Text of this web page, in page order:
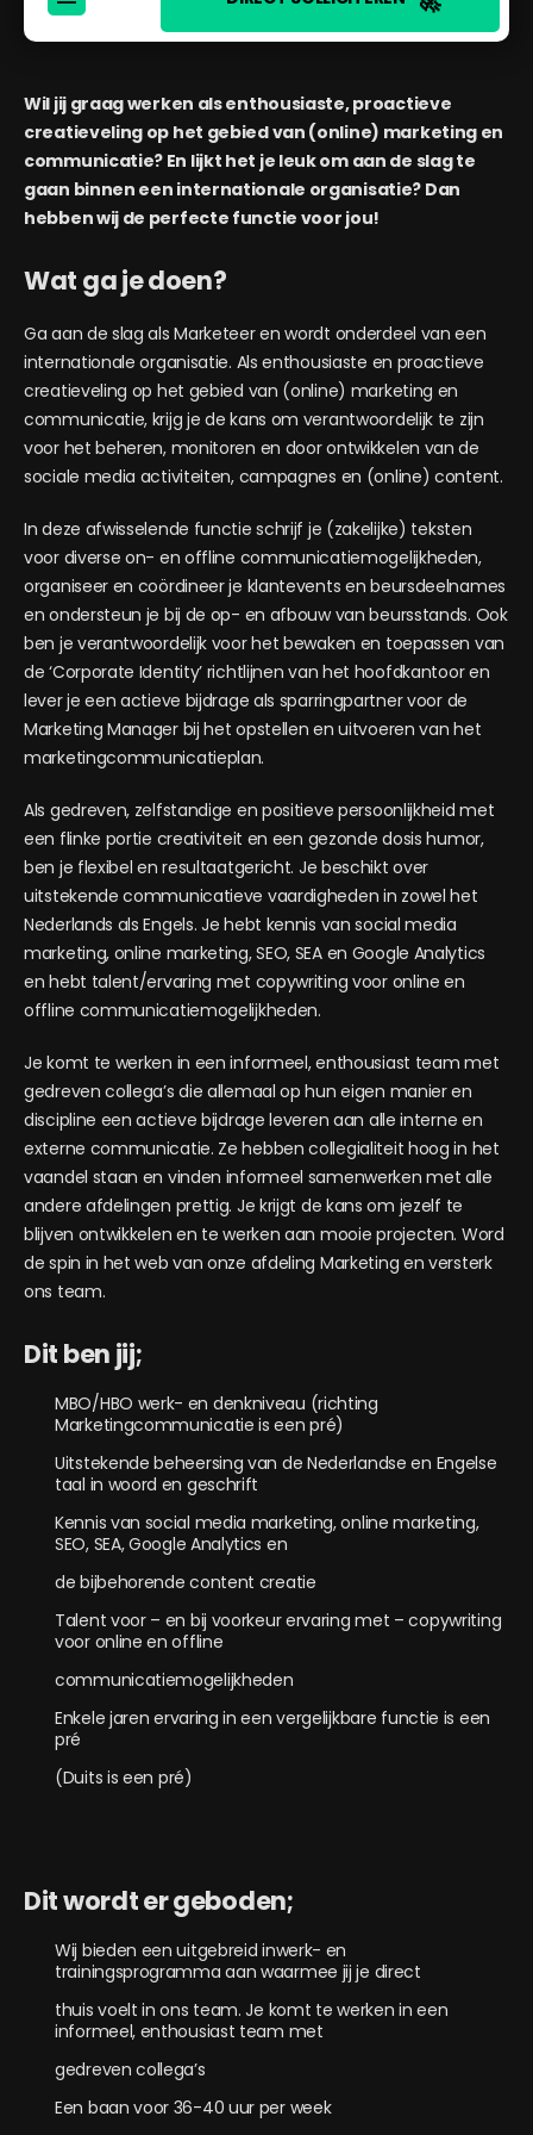
Wil jij graag werken als enthousiaste, proactieve
creatieveling op het gebied van (online) marketing en
communicatie? En lijkt het je leuk om aan de slag te
gaan binnen een internationale organisatie? Dan
hebben wij de perfecte functie voor jou!
Wat ga je doen?
Ga aan de slag als Marketeer en wordt onderdeel van een
internationale organisatie. Als enthousiaste en proactieve
creatieveling op het gebied van (online) marketing en
communicatie, krijg je de kans om verantwoordelijk te zijn
voor het beheren, monitoren en door ontwikkelen van de
sociale media activiteiten, campagnes en (online) content.
In deze afwisselende functie schrijf je (zakelijke) teksten
voor diverse on- en offline communicatiemogelijkheden,
organiseer en coördineer je klantevents en beursdeelnames
en ondersteun je bij de op- en afbouw van beursstands. Ook
ben je verantwoordelijk voor het bewaken en toepassen van
de ‘Corporate Identity’ richtlijnen van het hoofdkantoor en
lever je een actieve bijdrage als sparringpartner voor de
Marketing Manager bij het opstellen en uitvoeren van het
marketingcommunicatieplan.
Als gedreven, zelfstandige en positieve persoonlijkheid met
een flinke portie creativiteit en een gezonde dosis humor,
ben je flexibel en resultaatgericht. Je beschikt over
uitstekende communicatieve vaardigheden in zowel het
Nederlands als Engels. Je hebt kennis van social media
marketing, online marketing, SEO, SEA en Google Analytics
en hebt talent/ervaring met copywriting voor online en
offline communicatiemogelijkheden.
Je komt te werken in een informeel, enthousiast team met
gedreven collega’s die allemaal op hun eigen manier en
discipline een actieve bijdrage leveren aan alle interne en
externe communicatie. Ze hebben collegialiteit hoog in het
vaandel staan en vinden informeel samenwerken met alle
andere afdelingen prettig. Je krijgt de kans om jezelf te
blijven ontwikkelen en te werken aan mooie projecten. Word
de spin in het web van onze afdeling Marketing en versterk
ons team.
Dit ben jij;
MBO/HBO werk- en denkniveau (richting
Marketingcommunicatie is een pré)
Uitstekende beheersing van de Nederlandse en Engelse
taal in woord en geschrift
Kennis van social media marketing, online marketing,
SEO, SEA, Google Analytics en
de bijbehorende content creatie
Talent voor – en bij voorkeur ervaring met – copywriting
voor online en offline
communicatiemogelijkheden
Enkele jaren ervaring in een vergelijkbare functie is een
pré
(Duits is een pré)
Dit wordt er geboden;
Wij bieden een uitgebreid inwerk- en
trainingsprogramma aan waarmee jij je direct
thuis voelt in ons team. Je komt te werken in een
informeel, enthousiast team met
gedreven collega’s
Een baan voor 36-40 uur per week